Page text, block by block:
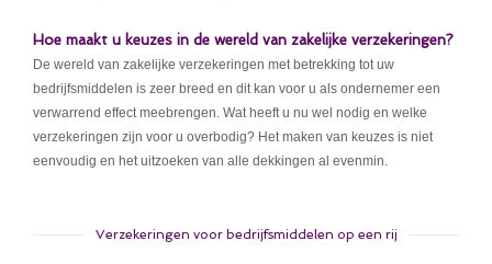
Hoe maakt u keuzes in de wereld van zakelijke verzekeringen?
De wereld van zakelijke verzekeringen met betrekking tot uw
bedrijfsmiddelen is zeer breed en dit kan voor u als ondernemer een
verwarrend effect meebrengen. Wat heeft u nu wel nodig en welke
verzekeringen zijn voor u overbodig? Het maken van keuzes is niet
eenvoudig en het uitzoeken van alle dekkingen al evenmin.
Verzekeringen voor bedrijfsmiddelen op een rij